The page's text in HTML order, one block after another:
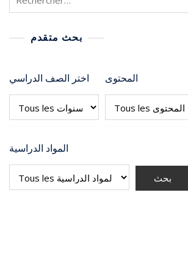
بحث متقدم
اختر الصف الدراسي المحتوى
المواد الدراسية